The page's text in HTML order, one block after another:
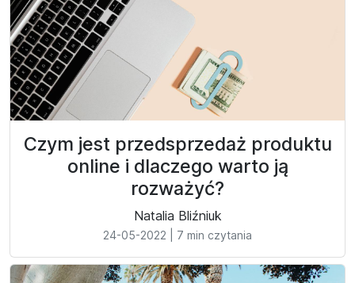
Czym jest przedsprzedaż produktu
online i dlaczego warto ją
rozważyć?
Natalia Bliźniuk
24-05-2022 7 min czytania